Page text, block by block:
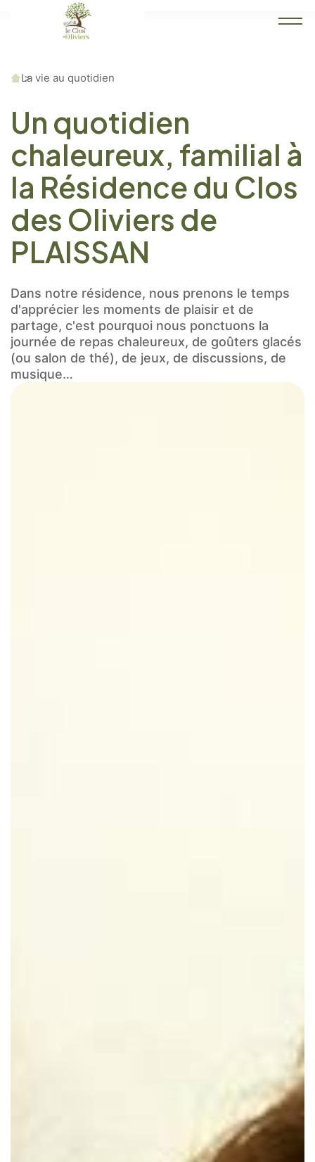
Accueil
La vie au quotidien
Un quotidien
chaleureux, familial à
la Résidence du Clos
des Oliviers de
PLAISSAN
Dans notre résidence, nous prenons le temps
d'apprécier les moments de plaisir et de
partage, c'est pourquoi nous ponctuons la
journée de repas chaleureux, de goûters glacés
(ou salon de thé), de jeux, de discussions, de
musique…